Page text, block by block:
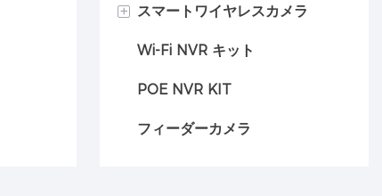
+ スマートワイヤレスカメラ
車のカメラ
Wi-Fi NVR キット
POE NVR KIT
フィーダーカメラ